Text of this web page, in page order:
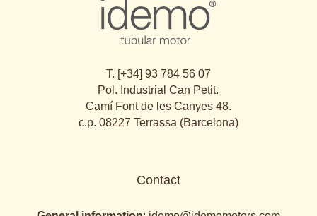
T. [+34] 93 784 56 07
Pol. Industrial Can Petit.
Camí Font de les Canyes 48.
c.p. 08227 Terrassa (Barcelona)
Contact